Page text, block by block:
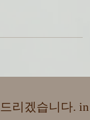
리겠습니다. in